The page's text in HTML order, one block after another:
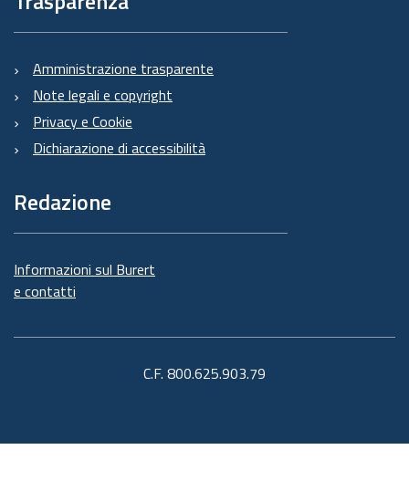
Amministrazione trasparente
Note legali e copyright
Privacy e Cookie
Dichiarazione di accessibilità
Redazione
Informazioni sul Burert
e contatti
C.F. 800.625.903.79